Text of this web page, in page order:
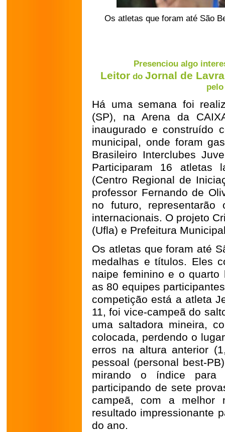
Os atletas que foram até São
Presenciou algo
Leitor do Jornal de
Há uma semana foi
(SP), na Arena da
inaugurado e construído
municipal, onde foram
Brasileiro Interclubes
Participaram 16 atletas
(Centro Regional de
professor Fernando de
no futuro, representarão
internacionais. O projeto
(Ufla) e Prefeitura
Os atletas que foram até
medalhas e títulos. Eles
naipe feminino e o
as 80 equipes
competição está a atleta
11, foi vice-campeã do
uma saltadora mineira,
colocada, perdendo o
erros na altura anterior
pessoal (personal best-
mirando o índice para
participando de sete
campeã, com a melhor
resultado impressionante
do ano.